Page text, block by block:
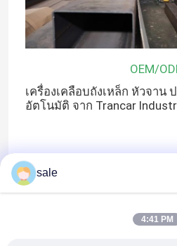
OEM/
เครื่องเคลือบถังเหล็ก หัวจาน
อัตโนมัติ จาก Trancar
R&D
บริการออกแบบช่างการคลังมี
sale
4:41 PM